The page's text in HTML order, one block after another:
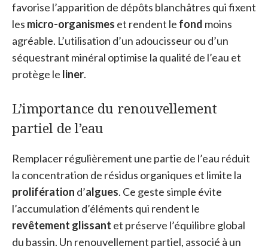
favorise l’apparition de dépôts blanchâtres qui fixent
les micro-organismes et rendent le fond moins
agréable. L’utilisation d’un adoucisseur ou d’un
séquestrant minéral optimise la qualité de l’eau et
protège le liner.
L’importance du renouvellement
partiel de l’eau
Remplacer régulièrement une partie de l’eau réduit
la concentration de résidus organiques et limite la
prolifération d’algues. Ce geste simple évite
l’accumulation d’éléments qui rendent le
revêtement glissant et préserve l’équilibre global
du bassin. Un renouvellement partiel, associé à un